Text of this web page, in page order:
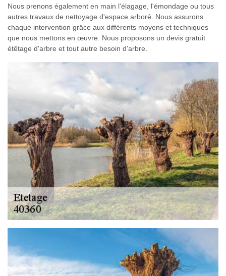
Nous prenons également en main l'élagage, l'émondage ou tous
autres travaux de nettoyage d'espace arboré. Nous assurons
chaque intervention grâce aux différents moyens et techniques
que nous mettons en œuvre. Nous proposons un devis gratuit
étêtage d'arbre et tout autre besoin d'arbre.